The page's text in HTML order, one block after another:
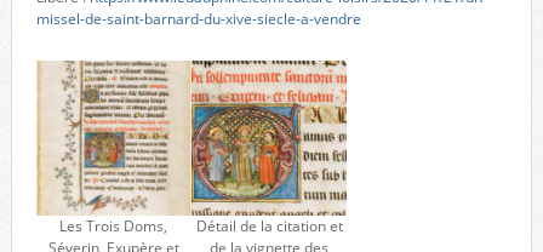
missel-de-saint-barnard-du-xive-siecle-a-vendre
Les Trois Doms,
Séverin, Exupère et
Détail de la citation et
de la vignette des